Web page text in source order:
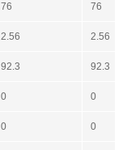
76 76
2.56 2.56
92.3 92.3
0 0
0 0